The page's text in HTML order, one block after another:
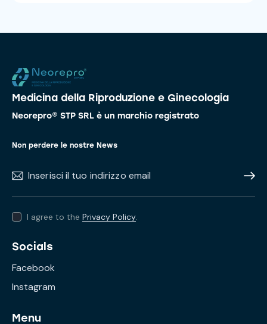
Medicina della Riproduzione e Ginecologia
Neorepro® STP SRL è un marchio registrato
Non perdere le nostre News
I agree to the Privacy Policy.
Socials
Facebook
Instagram
Menu